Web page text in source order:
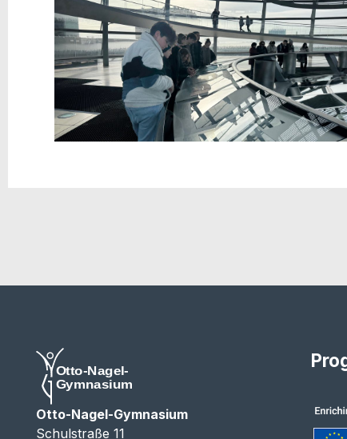
Otto-Nagel-Gymnasium
Schulstraße 11